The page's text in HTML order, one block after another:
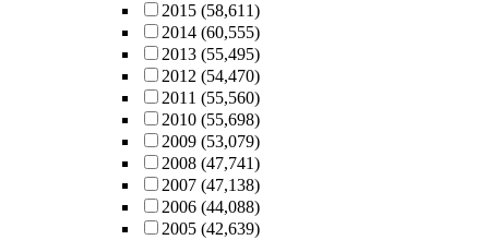
2015 (58,611)
2014 (60,555)
2013 (55,495)
2012 (54,470)
2011 (55,560)
2010 (55,698)
2009 (53,079)
2008 (47,741)
2007 (47,138)
2006 (44,088)
2005 (42,639)